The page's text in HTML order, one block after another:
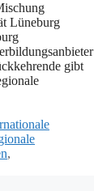
Lüneburg
gibt
,